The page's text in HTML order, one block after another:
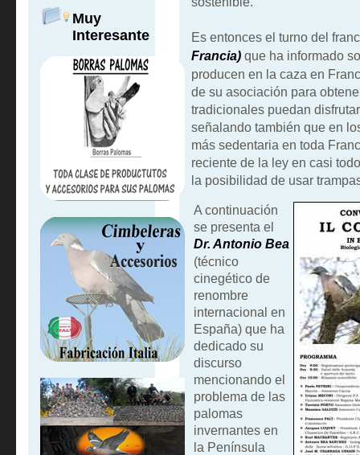
Muy
Interesante
Es entonces el turno del
Francia)que ha informado
producen en la caza en
de su asociación para
tradicionales puedan
señalando también que en
más sedentaria en toda
reciente de la ley en casi
la posibilidad de usar
A continuación
se presenta el
Dr. Antonio Bea
(técnico
cinegético de
renombre
internacional en
España) que ha
dedicado su
discurso
mencionando el
problema de las
palomas
invernantes en
la Península